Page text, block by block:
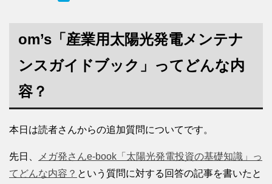
om’s「産業用太陽光発電メンテナ
ンスガイドブック」ってどんな内
容？
本日は読者さんからの追加質問についてです。
先日、
メガ発さんe-book「太陽光発電投資の基礎知識」っ
てどんな内容？ という質問に対する回答の記事を書いたと